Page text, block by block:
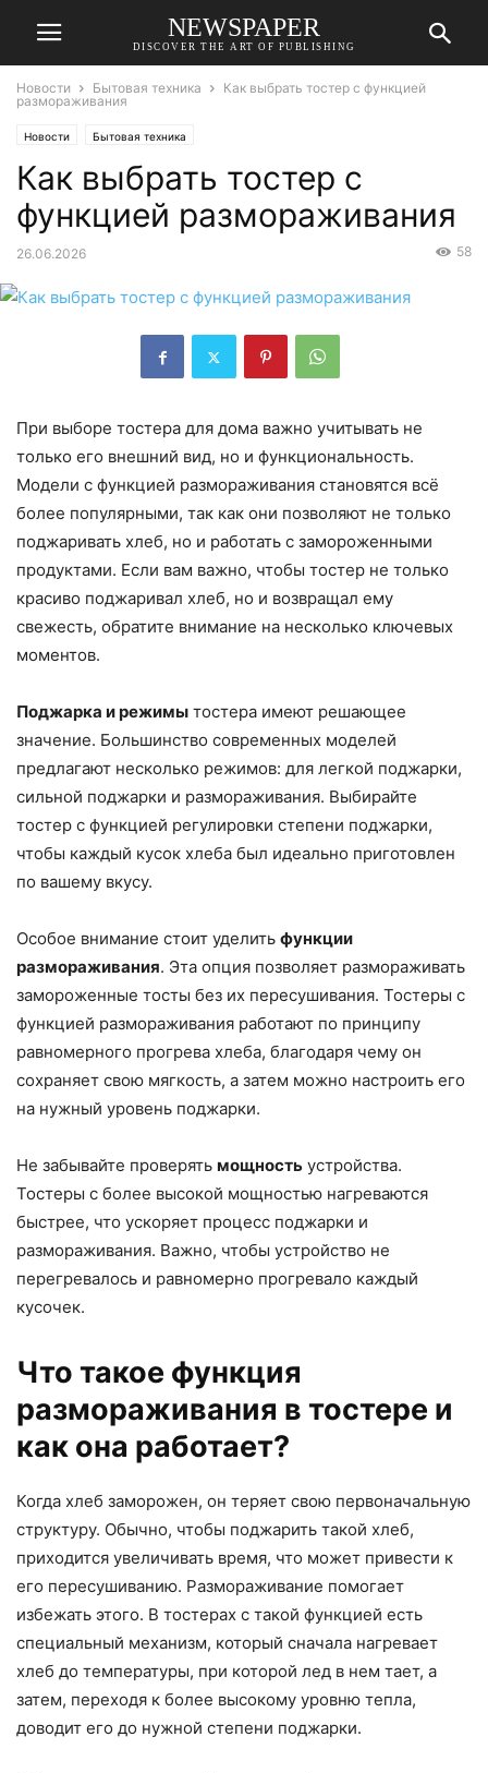
NEWSPAPER
DISCOVER THE ART OF PUBLISHING
Новости Бытовая техника
Как выбрать тостер с функцией
размораживания
Новости Бытовая техника
Как выбрать тостер с
функцией размораживания
26.06.2026 58
При выборе тостера для дома важно учитывать не
только его внешний вид, но и функциональность.
Модели с функцией размораживания становятся всё
более популярными, так как они позволяют не только
поджаривать хлеб, но и работать с замороженными
продуктами. Если вам важно, чтобы тостер не только
красиво поджаривал хлеб, но и возвращал ему
свежесть, обратите внимание на несколько ключевых
моментов.
Поджарка и режимы тостера имеют решающее
значение. Большинство современных моделей
предлагают несколько режимов: для легкой поджарки,
сильной поджарки и размораживания. Выбирайте
тостер с функцией регулировки степени поджарки,
чтобы каждый кусок хлеба был идеально приготовлен
по вашему вкусу.
Особое внимание стоит уделить функции
размораживания. Эта опция позволяет размораживать
замороженные тосты без их пересушивания. Тостеры с
функцией размораживания работают по принципу
равномерного прогрева хлеба, благодаря чему он
сохраняет свою мягкость, а затем можно настроить его
на нужный уровень поджарки.
Не забывайте проверять мощность устройства.
Тостеры с более высокой мощностью нагреваются
быстрее, что ускоряет процесс поджарки и
размораживания. Важно, чтобы устройство не
перегревалось и равномерно прогревало каждый
кусочек.
Что такое функция
размораживания в тостере и
как она работает?
Когда хлеб заморожен, он теряет свою первоначальную
структуру. Обычно, чтобы поджарить такой хлеб,
приходится увеличивать время, что может привести к
его пересушиванию. Размораживание помогает
избежать этого. В тостерах с такой функцией есть
специальный механизм, который сначала нагревает
хлеб до температуры, при которой лед в нем тает, а
затем, переходя к более высокому уровню тепла,
доводит его до нужной степени поджарки.